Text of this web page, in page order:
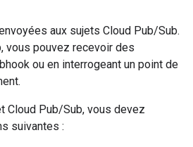
aux sujets Cloud Pub/Sub.
vous pouvez recevoir des
ou en interrogeant un point de
Cloud Pub/Sub, vous devez
suivantes :